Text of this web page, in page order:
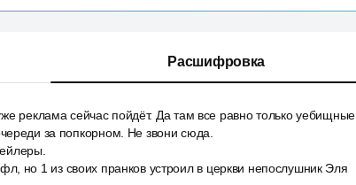
Расшифровка
реклама сейчас пойдёт. Да там все равно только уебищные
за попкорном. Не звони сюда.
но 1 из своих пранков устроил в церкви непослушник Эля